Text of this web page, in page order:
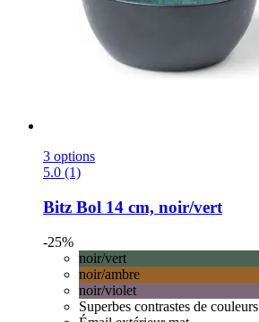
3 options
5.0 (1)
Bitz Bol 14 cm, noir/vert
-25%
noir/vert
noir/ambre
noir/violet
Superbes contrastes de couleurs